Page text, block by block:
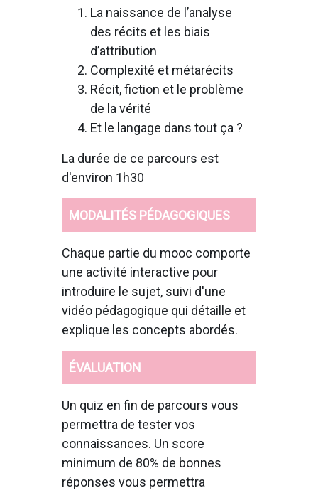
La naissance de l’analyse
des récits et les biais
d’attribution
Complexité et métarécits
Récit, fiction et le problème
de la vérité
Et le langage dans tout ça ?
La durée de ce parcours est
d'environ 1h30
MODALITÉS PÉDAGOGIQUES
Chaque partie du mooc comporte
une activité interactive pour
introduire le sujet, suivi d'une
vidéo pédagogique qui détaille et
explique les concepts abordés.
ÉVALUATION
Un quiz en fin de parcours vous
permettra de tester vos
connaissances. Un score
minimum de 80% de bonnes
réponses vous permettra